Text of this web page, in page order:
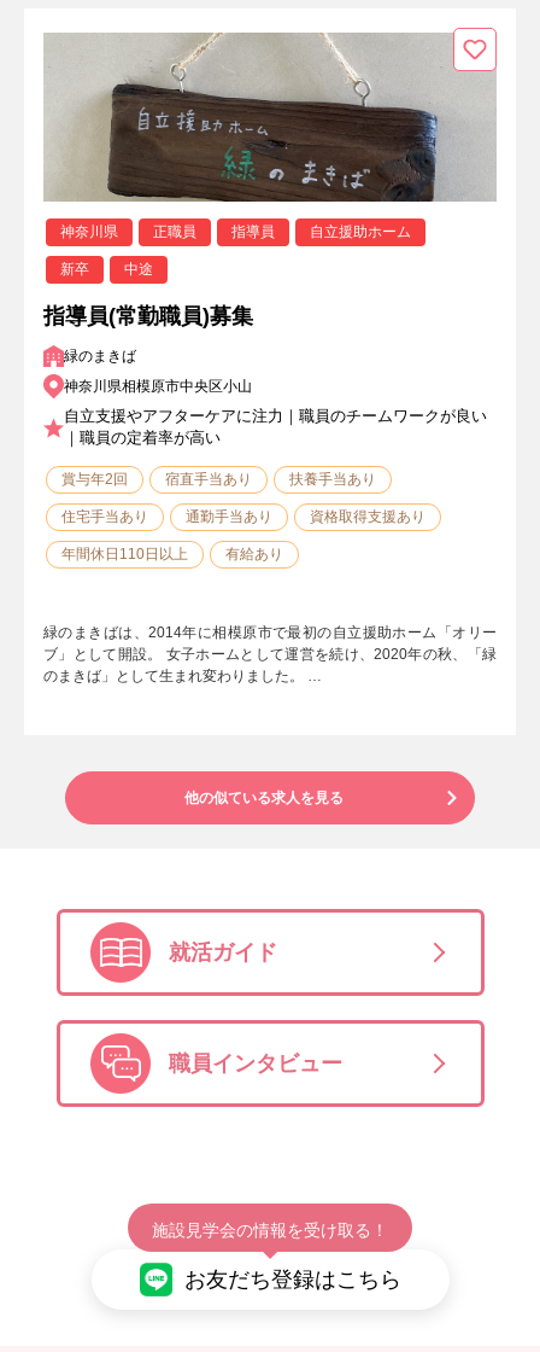
神奈川県 正職員 指導員 自立援助ホーム
新卒 中途
指導員(常勤職員)募集
緑のまきば
神奈川県相模原市中央区小山
自立支援やアフターケアに注力｜職員のチームワークが良い
｜職員の定着率が高い
賞与年2回 宿直手当あり 扶養手当あり
住宅手当あり 通勤手当あり 資格取得支援あり
年間休日110日以上 有給あり
緑のまきばは、2014年に相模原市で最初の自立援助ホーム「オリー
ブ」として開設。 女子ホームとして運営を続け、2020年の秋、「緑
のまきば」として生まれ変わりました。 …
他の似ている求人を見る
就活ガイド
職員インタビュー
施設見学会の情報を受け取る！
お友だち登録はこちら